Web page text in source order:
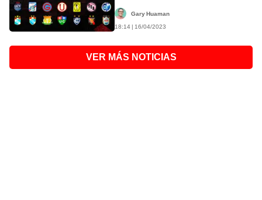
Gary Huaman
18:14 | 16/04/2023
VER MÁS NOTICIAS